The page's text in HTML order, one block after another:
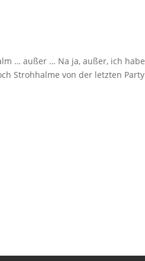
… außer … Na ja, außer, ich habe
Strohhalme von der letzten Party